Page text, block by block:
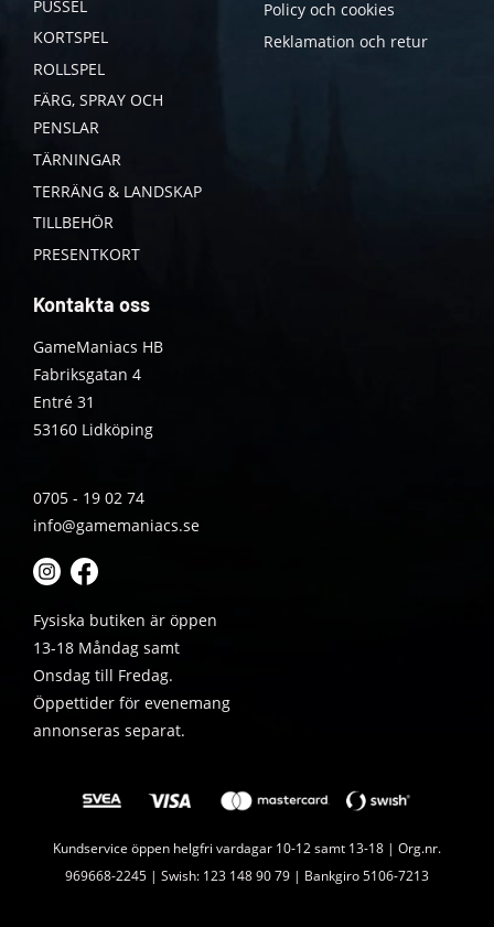
PUSSEL
KORTSPEL
ROLLSPEL
FÄRG, SPRAY OCH
PENSLAR
TÄRNINGAR
TERRÄNG & LANDSKAP
TILLBEHÖR
PRESENTKORT
Policy och cookies
Reklamation och retur
Kontakta oss
GameManiacs HB
Fabriksgatan 4
Entré 31
53160 Lidköping
0705 - 19 02 74
info@gamemaniacs.se
Fysiska butiken är öppen
13-18 Måndag samt
Onsdag till Fredag.
Öppettider för evenemang
annonseras separat.
Kundservice öppen helgfri vardagar 10-12 samt 13-18 | Org.nr.
969668-2245 | Swish: 123 148 90 79 | Bankgiro 5106-7213